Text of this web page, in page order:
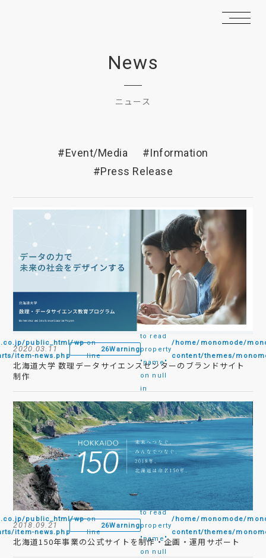
News
ニュース
#Event/Media
#Information
#Press Release
2020.03.11
public_html/wp-
item-news.php
on
line
26Warning
:
Attempt
to read
property
"name"
on null
in
/home/monomode/
content/themes/
北海道大学 数理データサイエンスセンターのブランドサイト
制作
2018.09.21
public_html/wp-
item-news.php
on
line
26Warning
:
Attempt
to read
property
"name"
on null
/home/monomode/
content/themes/
北海道150年事業の公式サイトを制作・企画・運用サポート